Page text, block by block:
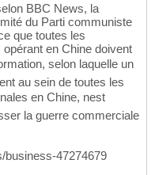
BBC News, la
du Parti communiste
que toutes les
en Chine doivent
selon laquelle un
au sein de toutes les
en Chine, nest
la guerre commerciale
business-47274679